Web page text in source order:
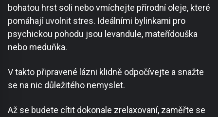
bohatou hrst soli nebo vmíchejte přírodní oleje, které
pomáhají uvolnit stres. Ideálními bylinkami pro
psychickou pohodu jsou levandule, mateřídouška
nebo meduňka.
V takto připravené lázni klidně odpočívejte a snažte
se na nic důležitého nemyslet.
Až se budete cítit dokonale zrelaxovaní, zaměřte se